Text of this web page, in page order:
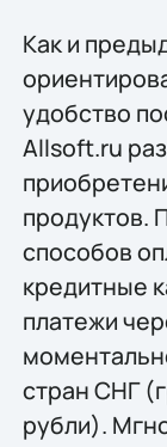
Как и
удобство
Allsoft.ru
продуктов.
способов
кредитные
платежи
стран СНГ
рубли).